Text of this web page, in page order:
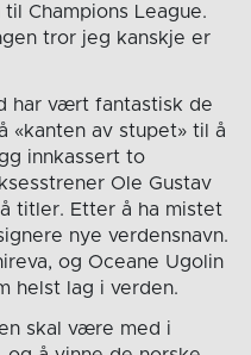
Champions League.
tror jeg kanskje er
har vært fantastisk de
«kanten av stupet» til å
innkassert to
Ole Gustav
titler. Etter å ha mistet
nye verdensnavn.
og Oceane Ugolin
helst lag i verden.
skal være med i